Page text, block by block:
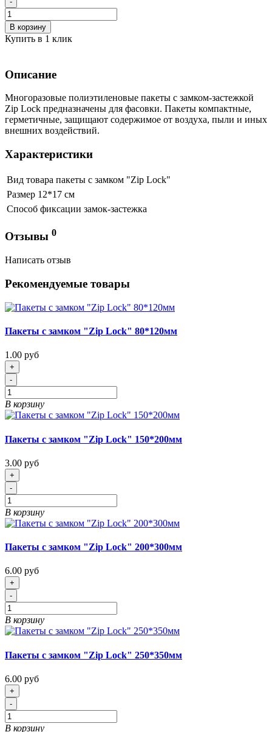
В корзину
Купить в 1 клик
Описание
Многоразовые полиэтиленовые пакеты с замком-застежкой
Zip Lock предназначены для фасовки. Пакеты компактные,
герметичные, защищают содержимое от воздуха, пыли и иных
внешних воздействий.
Характеристики
Вид товара пакеты с замком "Zip Lock"
Размер 12*17 см
Способ фиксации замок-застежка
Отзывы 0
Написать отзыв
Рекомендуемые товары
Пакеты с замком "Zip Lock" 80*120мм
1.00 руб
+
-
В корзину
Пакеты с замком "Zip Lock" 150*200мм
3.00 руб
+
-
В корзину
Пакеты с замком "Zip Lock" 200*300мм
6.00 руб
+
-
В корзину
Пакеты с замком "Zip Lock" 250*350мм
6.00 руб
+
-
В корзину